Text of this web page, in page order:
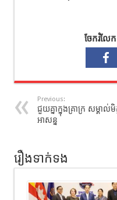
ចែករំលែ
Previous:
ជួយគ្នាក្នុងគ្រាក្រ សម្គាល់មិ
អាសន្ន
រឿងទាក់ទង